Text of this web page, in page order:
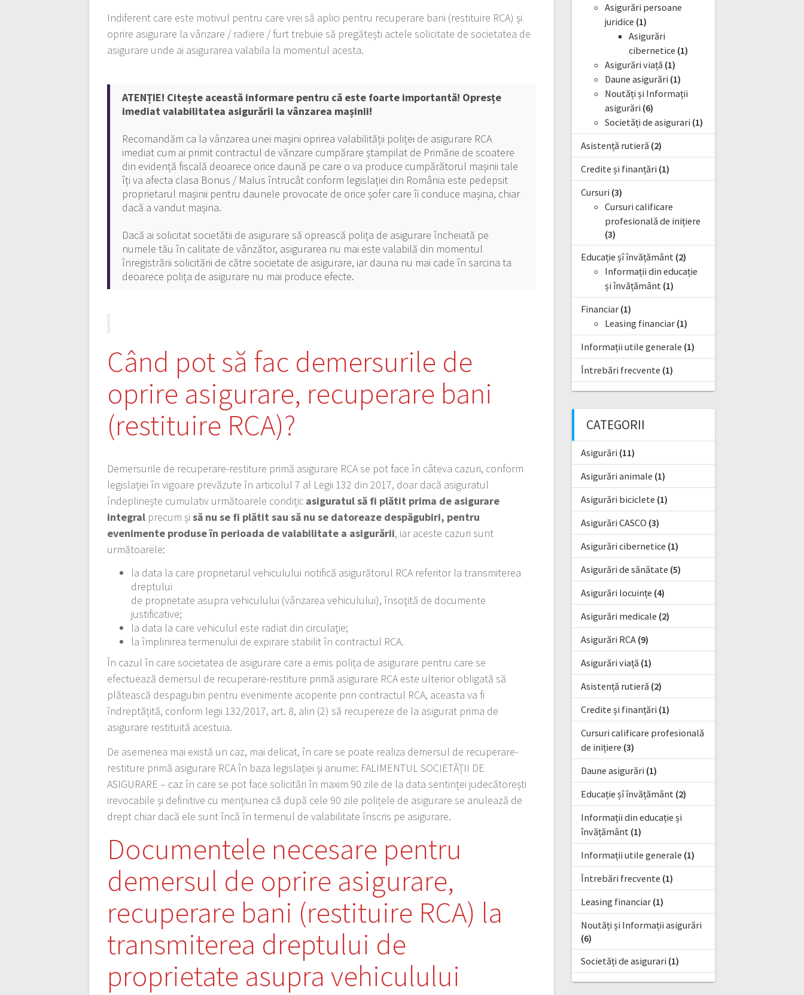
Indiferent care este motivul pentru care vrei să aplici pentru recuperare bani (restituire RCA) și
oprire asigurare la vânzare / radiere / furt trebuie să pregătești actele solicitate de societatea de
asigurare unde ai asigurarea valabila la momentul acesta.
ATENȚIE! Citește această informare pentru că este foarte importantă! Opresțe
imediat valabilitatea asigurării la vânzarea mașinii!
Recomandăm ca la vânzarea unei mașini oprirea valabilității poliței de asigurare RCA
imediat cum ai primit contractul de vănzare cumpărare ștampilat de Primărie de scoatere
din evidență fiscală deoarece orice daună pe care o va produce cumpărătorul mașinii tale
îți va afecta clasa Bonus / Malus întrucât conform legislației din România este pedepsit
proprietarul mașinii pentru daunele provocate de orice șofer care îi conduce mașina, chiar
dacă a vandut mașina.
Dacă ai solicitat societătii de asigurare să oprească polița de asigurare încheiată pe
numele tău în calitate de vânzător, asigurarea nu mai este valabilă din momentul
înregistrării solicitării de către societate de asigurare, iar dauna nu mai cade în sarcina ta
deoarece polița de asigurare nu mai produce efecte.
Când pot să fac demersurile de
oprire asigurare, recuperare bani
(restituire RCA)?
Demersurile de recuperare-restiture primă asigurare RCA se pot face în câteva cazuri, conform
legislației în vigoare prevăzute în articolul 7 al Legii 132 din 2017, doar dacă asiguratul
îndeplinește cumulativ următoarele condiții: asiguratul să fi plătit prima de asigurare
integral precum șisă nu se fi plătit sau să nu se datoreaze despăgubiri, pentru
evenimente produse în perioada de valabilitate a asigurării, iar aceste cazuri sunt
următoarele:
la data la care proprietarul vehiculului notifică asigurătorul RCA referitor la transmiterea
dreptului
de proprietate asupra vehiculului (vânzarea vehiculului), însoţită de documente
justificative;
la data la care vehiculul este radiat din circulaţie;
la împlinirea termenului de expirare stabilit în contractul RCA.
În cazul în care societatea de asigurare care a emis polița de asigurare pentru care se
efectuează demersul de recuperare-restiture primă asigurare RCA este ulterior obligată să
plătească despagubiri pentru evenimente acoperite prin contractul RCA, aceasta va fi
îndreptățită, conform legii 132/2017, art. 8, alin (2) să recupereze de la asigurat prima de
asigurare restituită acestuia.
De asemenea mai există un caz, mai delicat, în care se poate realiza demersul de recuperare-
restiture primă asigurare RCA în baza legislației și anume: FALIMENTUL SOCIETĂȚII DE
ASIGURARE – caz în care se pot face solicitări în maxim 90 zile de la data sentinței judecătorești
irevocabile și definitive cu mențiunea că după cele 90 zile polițele de asigurare se anulează de
drept chiar dacă ele sunt încă în termenul de valabilitate înscris pe asigurare.
Documentele necesare pentru
demersul de oprire asigurare,
recuperare bani (restituire RCA) la
transmiterea dreptului de
proprietate asupra vehiculului
Asigurări persoane
juridice (1)
Asigurări
cibernetice (1)
Asigurări viață (1)
Daune asigurări (1)
Noutăți și Informații
asigurări (6)
Societăți de asigurari (1)
Asistență rutieră (2)
Credite și finanțări (1)
Cursuri (3)
Cursuri calificare
profesională de inițiere
(3)
Educație șî învățământ(2)
Informații din educație
și învățământ(1)
Financiar(1)
Leasing financiar(1)
Informații utile generale (1)
Întrebări frecvente (1)
CATEGORII
Asigurări (11)
Asigurări animale (1)
Asigurări biciclete (1)
Asigurări CASCO (3)
Asigurări cibernetice (1)
Asigurări de sănătate (5)
Asigurări locuințe (4)
Asigurări medicale (2)
Asigurări RCA(9)
Asigurări viață (1)
Asistență rutieră (2)
Credite și finanțări (1)
Cursuri calificare profesională
de inițiere (3)
Daune asigurări (1)
Educație șî învățământ(2)
Informații din educație și
învățământ(1)
Informații utile generale (1)
Întrebări frecvente (1)
Leasing financiar(1)
Noutăți și Informații asigurări
(6)
Societăți de asigurari (1)